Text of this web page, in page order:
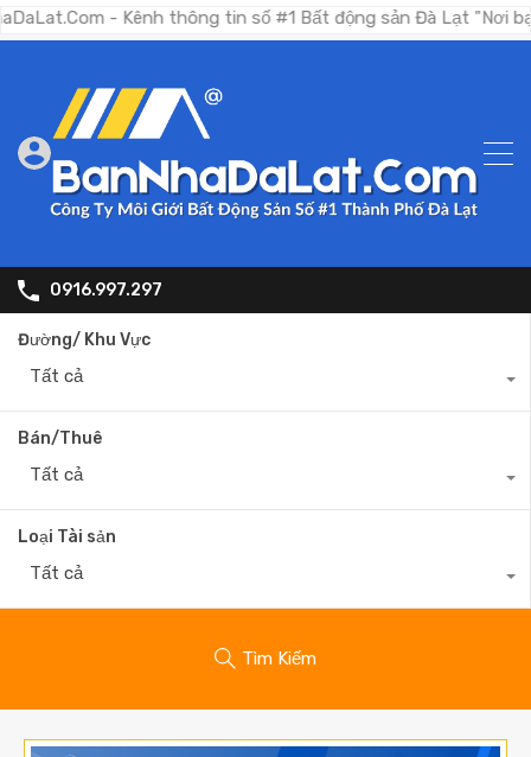
- Kênh thông tin số #1 Bất động sản Đà Lạt "Nơi bạn tìm
0916.997.297
Đường/ Khu Vực
Tất cả
Bán/Thuê
Tất cả
Loại Tài sản
Tất cả
Tìm Kiếm